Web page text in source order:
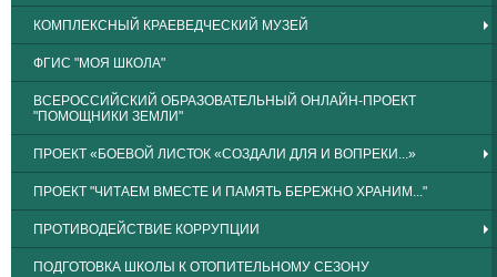
КОМПЛЕКСНЫЙ КРАЕВЕДЧЕСКИЙ МУЗЕЙ
ФГИС "МОЯ ШКОЛА"
ВСЕРОССИЙСКИЙ ОБРАЗОВАТЕЛЬНЫЙ ОНЛАЙН-ПРОЕКТ
"ПОМОЩНИКИ ЗЕМЛИ"
ПРОЕКТ «БОЕВОЙ ЛИСТОК «СОЗДАЛИ ДЛЯ И ВОПРЕКИ...»
ПРОЕКТ "ЧИТАЕМ ВМЕСТЕ И ПАМЯТЬ БЕРЕЖНО ХРАНИМ..."
ПРОТИВОДЕЙСТВИЕ КОРРУПЦИИ
ПОДГОТОВКА ШКОЛЫ К ОТОПИТЕЛЬНОМУ СЕЗОНУ